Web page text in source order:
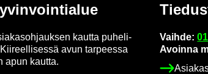
kaut­ta pu­he­li­
avun tar­pees­sa
apun kaut­ta.
Vaih­de:
Avoin­na